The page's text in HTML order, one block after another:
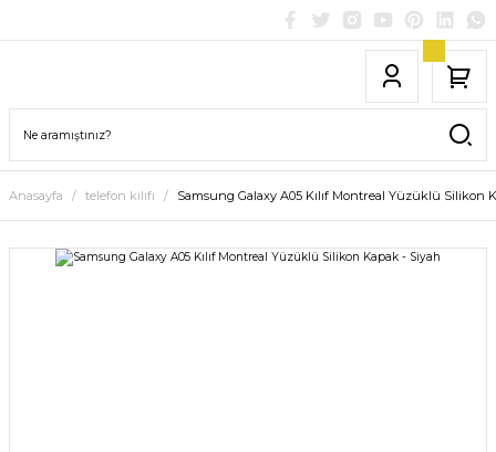
Anasayfa telefon kılıfı Samsung Galaxy A05 Kılıf Montreal Yüzüklü Silikon